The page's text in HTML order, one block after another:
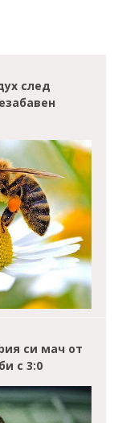
след
си мач от
с 3:0